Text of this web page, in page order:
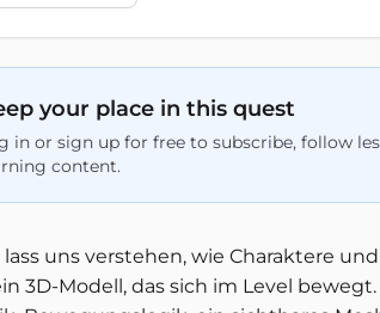
your place in this quest
in or sign up for free to subscribe, follow
content.
uns verstehen, wie Charaktere
3D-Modell, das sich im Level